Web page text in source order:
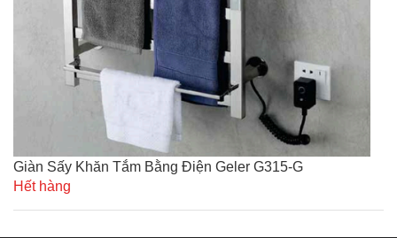
Giàn Sấy Khăn Tắm Bằng Điện Geler G315-G
Hết hàng